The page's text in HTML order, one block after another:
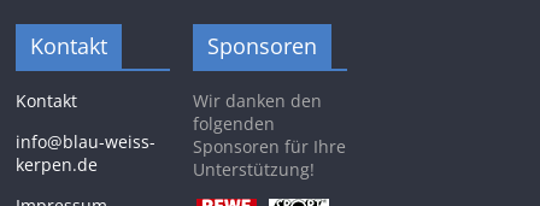
Kontakt
Kontakt
info@blau-weiss-
kerpen.de
Sponsoren
Wir danken den
folgenden
Sponsoren für Ihre
Unterstützung!